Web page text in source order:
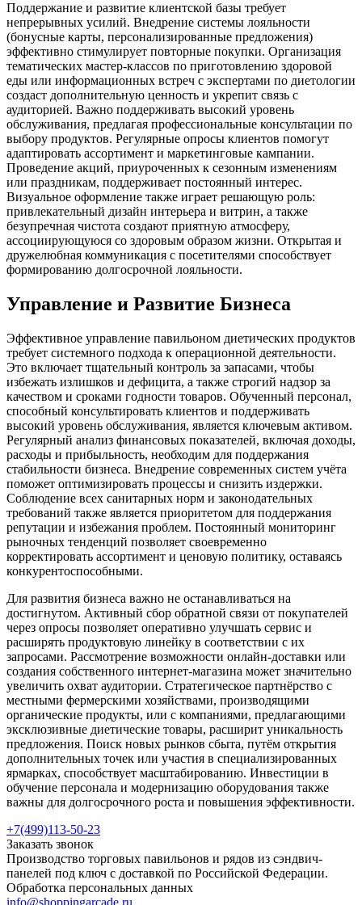
Поддержание и развитие клиентской базы требует
непрерывных усилий. Внедрение системы лояльности
(бонусные карты, персонализированные предложения)
эффективно стимулирует повторные покупки. Организация
тематических мастер-классов по приготовлению здоровой
еды или информационных встреч с экспертами по диетологии
создаст дополнительную ценность и укрепит связь с
аудиторией. Важно поддерживать высокий уровень
обслуживания, предлагая профессиональные консультации по
выбору продуктов. Регулярные опросы клиентов помогут
адаптировать ассортимент и маркетинговые кампании.
Проведение акций, приуроченных к сезонным изменениям
или праздникам, поддерживает постоянный интерес.
Визуальное оформление также играет решающую роль:
привлекательный дизайн интерьера и витрин, а также
безупречная чистота создают приятную атмосферу,
ассоциирующуюся со здоровым образом жизни. Открытая и
дружелюбная коммуникация с посетителями способствует
формированию долгосрочной лояльности.
Управление и Развитие Бизнеса
Эффективное управление павильоном диетических продуктов
требует системного подхода к операционной деятельности.
Это включает тщательный контроль за запасами, чтобы
избежать излишков и дефицита, а также строгий надзор за
качеством и сроками годности товаров. Обученный персонал,
способный консультировать клиентов и поддерживать
высокий уровень обслуживания, является ключевым активом.
Регулярный анализ финансовых показателей, включая доходы,
расходы и прибыльность, необходим для поддержания
стабильности бизнеса. Внедрение современных систем учёта
поможет оптимизировать процессы и снизить издержки.
Соблюдение всех санитарных норм и законодательных
требований также является приоритетом для поддержания
репутации и избежания проблем. Постоянный мониторинг
рыночных тенденций позволяет своевременно
корректировать ассортимент и ценовую политику, оставаясь
конкурентоспособными.
Для развития бизнеса важно не останавливаться на
достигнутом. Активный сбор обратной связи от покупателей
через опросы позволяет оперативно улучшать сервис и
расширять продуктовую линейку в соответствии с их
запросами. Рассмотрение возможности онлайн-доставки или
создания собственного интернет-магазина может значительно
увеличить охват аудитории. Стратегическое партнёрство с
местными фермерскими хозяйствами, производящими
органические продукты, или с компаниями, предлагающими
эксклюзивные диетические товары, расширит уникальность
предложения. Поиск новых рынков сбыта, путём открытия
дополнительных точек или участия в специализированных
ярмарках, способствует масштабированию. Инвестиции в
обучение персонала и модернизацию оборудования также
важны для долгосрочного роста и повышения эффективности.
+7(499)113-50-23
Заказать звонок
Производство торговых павильонов и рядов из сэндвич-
панелей под ключ с доставкой по Российской Федерации.
Обработка персональных данных